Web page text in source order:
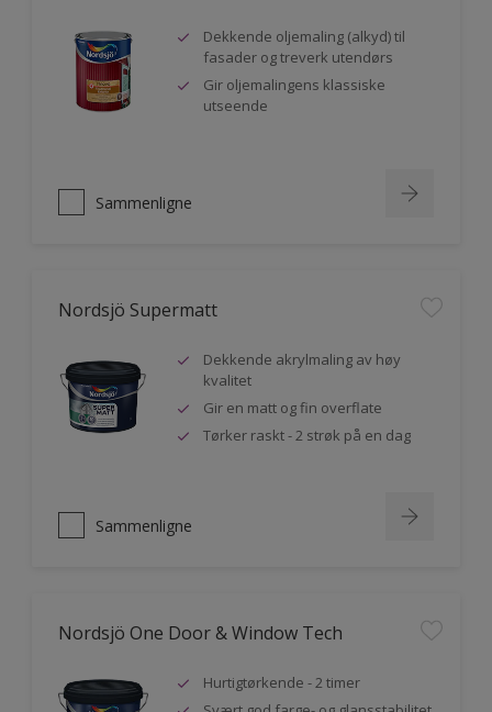
Dekkende oljemaling (alkyd) til
fasader og treverk utendørs
Gir oljemalingens klassiske
utseende
Sammenligne
Nordsjö Supermatt
Dekkende akrylmaling av høy
kvalitet
Gir en matt og fin overflate
Tørker raskt - 2 strøk på en dag
Sammenligne
Nordsjö One Door & Window Tech
Hurtigtørkende - 2 timer